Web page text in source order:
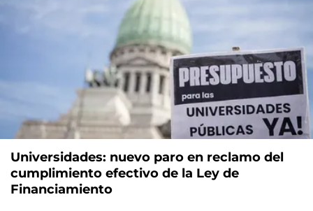
Universidades: nuevo paro en reclamo del
cumplimiento efectivo de la Ley de
Financiamiento